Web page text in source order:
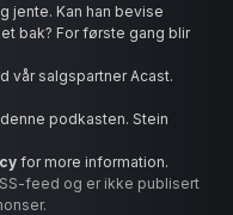
jente. Kan han bevise
bak? For første gang blir
vår salgspartner Acast.
podkasten. Stein
for more information.
feed og er ikke publisert